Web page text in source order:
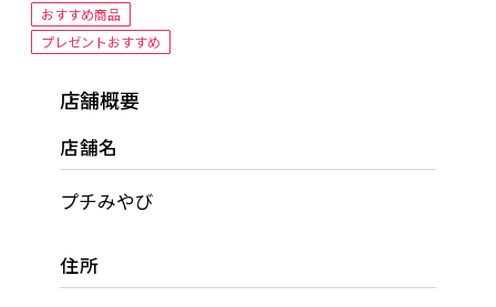
おすすめ商品
プレゼントおすすめ
店舗概要
店舗名
プチみやび
住所